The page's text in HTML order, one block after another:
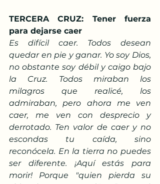
TERCERA CRUZ: Tener fuerza
para dejarse caer
Es difícil caer. Todos desean
quedar en pie y ganar. Yo soy Dios,
no obstante soy débil y caigo bajo
la Cruz. Todos miraban los
milagros que realicé, los
admiraban, pero ahora me ven
caer, me ven con desprecio y
derrotado. Ten valor de caer y no
escondas tu caída, sino
reconócela. En la tierra no puedes
ser diferente. ¡Aquí estás para
morir! Porque "quien pierda su